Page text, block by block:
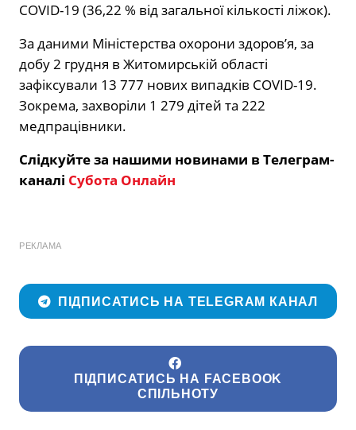
COVID-19 (36,22 % від загальної кількості ліжок).
За даними Міністерства охорони здоров’я, за
добу 2 грудня в Житомирській області
зафіксували 13 777 нових випадків COVID-19.
Зокрема, захворіли 1 279 дітей та 222
медпрацівники.
Слідкуйте за нашими новинами в Телеграм-
каналі Субота Онлайн
РЕКЛАМА
ПІДПИСАТИСЬ НА TELEGRAM КАНАЛ
ПІДПИСАТИСЬ НА FACEBOOK
СПІЛЬНОТУ